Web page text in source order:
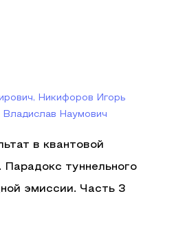
Никифоров Игорь
Владислав Наумович
в квантовой
Парадокс туннельного
эмиссии. Часть 3